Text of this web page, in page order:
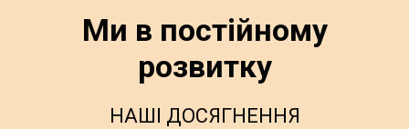
Ми в постійному
розвитку
НАШІ ДОСЯГНЕННЯ